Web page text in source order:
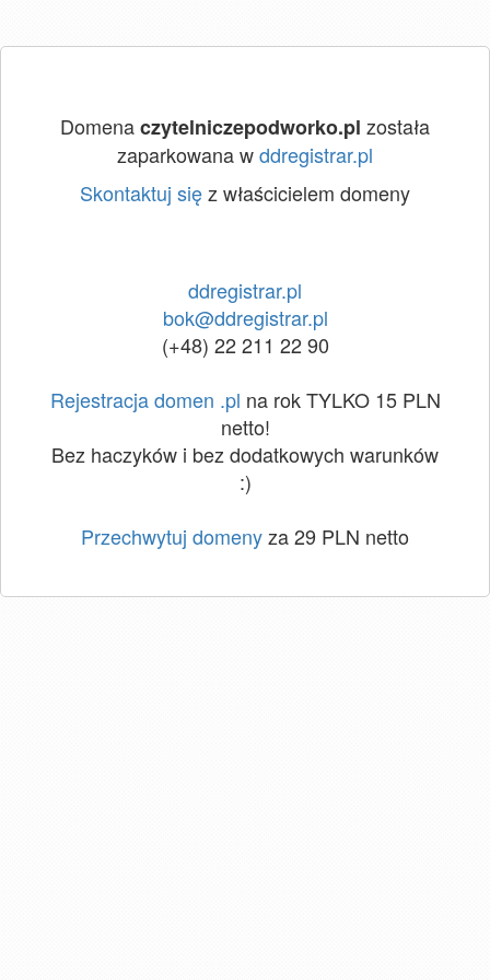
Domenaczytelniczepodworko.pl została
zaparkowana wddregistrar.pl
Skontaktuj sięz właścicielem domeny
ddregistrar.pl
bok@ddregistrar.pl
(+48) 22 211 22 90
Rejestracja domen .pl na rok TYLKO 15 PLN
netto!
Bez haczyków i bez dodatkowych warunków
:)
Przechwytuj domenyza 29 PLN netto